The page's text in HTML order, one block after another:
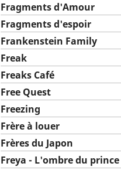
Fragments d'Amour
Fragments d'espoir
Frankenstein Family
Freak
Freaks Café
Free Quest
Freezing
Frère à louer
Frères du Japon
Freya - L'ombre du prince